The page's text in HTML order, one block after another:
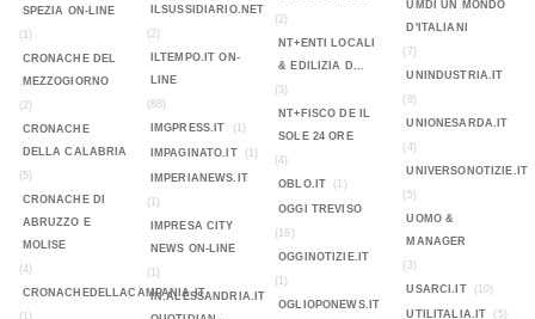
SPEZIA ON-LINE
(1)
CRONACHE DEL
MEZZOGIORNO
(2)
CRONACHE
DELLA CALABRIA
(5)
CRONACHE DI
ABRUZZO E
MOLISE
(4)
CRONACHEDELLACAMPANIA.IT
ILSUSSIDIARIO.NET
(2)
ILTEMPO.IT ON-
LINE
(88)
IMGPRESS.IT
(1)
IMPAGINATO.IT (1)
IMPERIANEWS.IT
(1)
IMPRESA CITY
NEWS ON-LINE
(1)
IN.ALESSANDRIA.IT
(2)
NT+ENTI LOCALI
& EDILIZIA D...
(3)
NT+FISCO DE IL
SOLE 24 ORE
(4)
OBLO.IT
(1)
OGGI TREVISO
(18)
OGGINOTIZIE.IT
(1)
OGLIOPONEWS.IT
UMDI UN MONDO
D'ITALIANI
(7)
UNINDUSTRIA.IT
(8)
UNIONESARDA.IT
(4)
UNIVERSONOTIZIE.IT
(5)
UOMO &
MANAGER
(3)
USARCI.IT
(10)
UTILITALIA.IT (5)